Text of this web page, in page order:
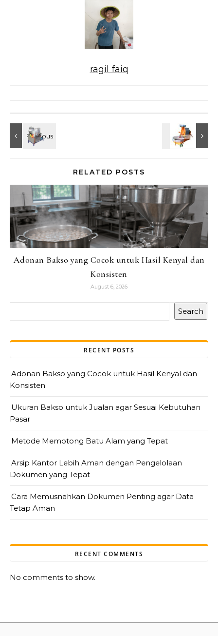
ragil faiq
RELATED POSTS
Adonan Bakso yang Cocok untuk Hasil Kenyal dan
Konsisten
August 6, 2026
Search
RECENT POSTS
Adonan Bakso yang Cocok untuk Hasil Kenyal dan
Konsisten
Ukuran Bakso untuk Jualan agar Sesuai Kebutuhan
Pasar
Metode Memotong Batu Alam yang Tepat
Arsip Kantor Lebih Aman dengan Pengelolaan
Dokumen yang Tepat
Cara Memusnahkan Dokumen Penting agar Data
Tetap Aman
RECENT COMMENTS
No comments to show.